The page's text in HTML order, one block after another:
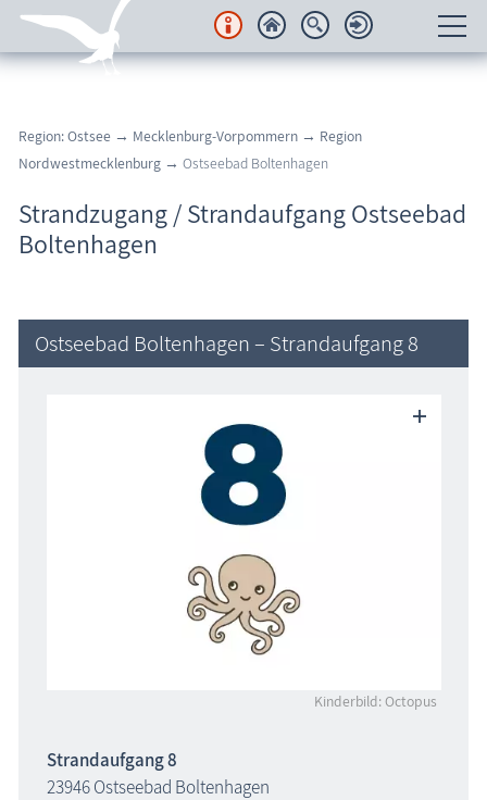
Regionales
Urlaubsorte
Karten
Wissenswertes
Region: Ostsee → Mecklenburg-Vorpommern → Region
Nordwestmecklenburg → Ostseebad Boltenhagen
Strandzugang / Strandaufgang Ostseebad
Boltenhagen
Ostseebad Boltenhagen – Strandaufgang 8
Kinderbild: Octopus
Strandaufgang 8
23946 Ostseebad Boltenhagen